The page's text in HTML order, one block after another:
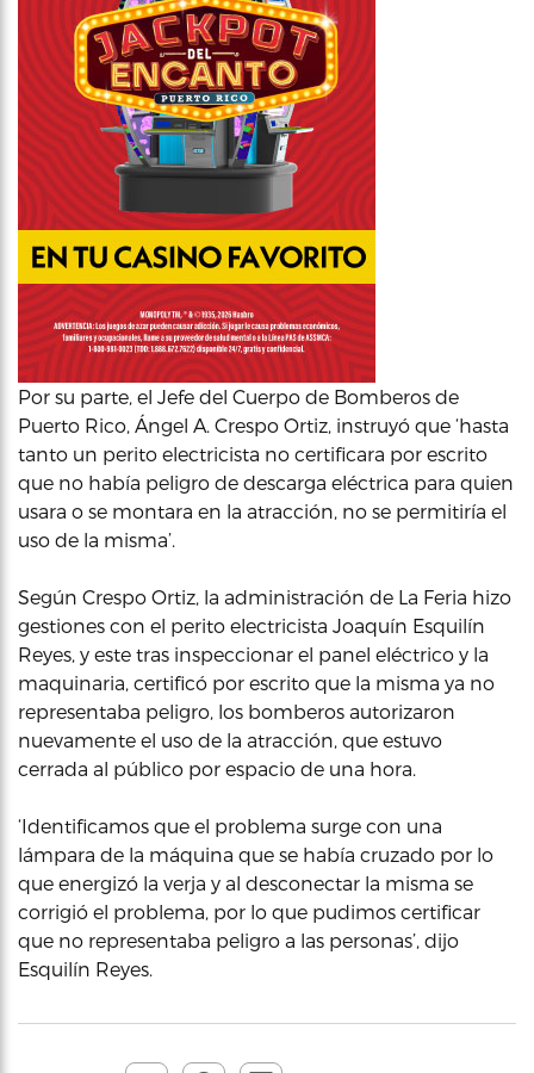
Por su parte, el Jefe del Cuerpo de Bomberos de
Puerto Rico, Ángel A. Crespo Ortiz, instruyó que ‘hasta
tanto un perito electricista no certificara por escrito
que no había peligro de descarga eléctrica para quien
usara o se montara en la atracción, no se permitiría el
uso de la misma’.
Según Crespo Ortiz, la administración de La Feria hizo
gestiones con el perito electricista Joaquín Esquilín
Reyes, y este tras inspeccionar el panel eléctrico y la
maquinaria, certificó por escrito que la misma ya no
representaba peligro, los bomberos autorizaron
nuevamente el uso de la atracción, que estuvo
cerrada al público por espacio de una hora.
‘Identificamos que el problema surge con una
lámpara de la máquina que se había cruzado por lo
que energizó la verja y al desconectar la misma se
corrigió el problema, por lo que pudimos certificar
que no representaba peligro a las personas’, dijo
Esquilín Reyes.